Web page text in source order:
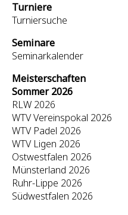
Turniere
Turniersuche
Seminare
Seminarkalender
Meisterschaften
Sommer 2026
RLW 2026
WTV Vereinspokal 2026
WTV Padel 2026
WTV Ligen 2026
Ostwestfalen 2026
Münsterland 2026
Ruhr-Lippe 2026
Südwestfalen 2026